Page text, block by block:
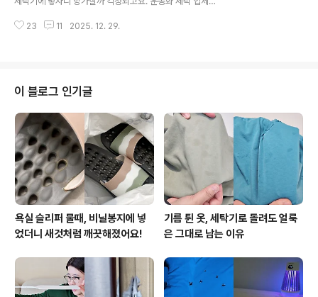
능하다는 점이에요. 어깨에 걸친 뒤 똑딱이를 채우..
고민을 해결할 수 있는 꽤 괜찮은 제품을 발견했어요! 바로
사이즈의 신발도 여유있게 들어가고요. 내부를 꽉 채운 미
세모가 솔질 없이도 솔질한 것처럼 때를 지워줘요. 또, 쿠션
감으로 충격을 완화시켜서 운동화 형태가 망가지지 않는점
도 체크 포인트고요. 2중 지퍼 등 마감도 깔끔해서 금세 닳
거나 헤지는 걱정은 안해도 될 것 같아요. 리뷰 제품 상세한
정보는 ..
23 11 2025. 12. 29.
이 블로그 인기글
욕실 슬리퍼 물때, 비닐봉지에 넣
었더니 새것처럼 깨끗해졌어요!
기름 튄 옷, 세탁기로 돌려도 얼룩
은 그대로 남는 이유